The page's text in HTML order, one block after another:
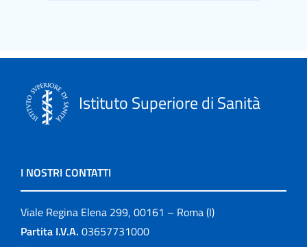
Istituto Superiore di Sanità
I NOSTRI CONTATTI
Viale Regina Elena 299, 00161 – Roma (I)
Partita I.V.A. 03657731000